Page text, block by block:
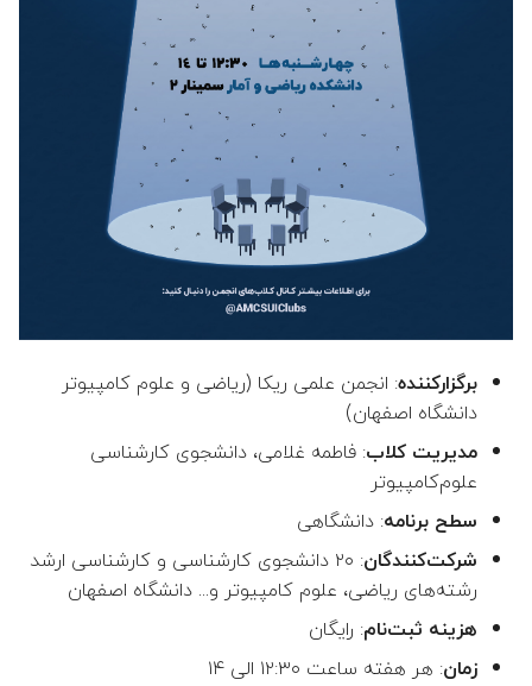
👤 حسن خسرویان عرب
👤 جعفر الماسی زاده
👤 محسن علمبردار (مدیر
👤 مریم خاتمی بیدگلی
گروه)
👤 مجتبی رفیعی کرکوندی
👤 نوشین موحدیان عطار
👤 علیرضا عبدالهی
برگزارکننده: انجمن علمی ریکا (ریاضی و علوم کامپیوتر
دانشگاه اصفهان)
مدیریت کلاب: فاطمه غلامی، دانشجوی کارشناسی
علوم‌کامپیوتر
سطح برنامه: دانشگاهی
شرکت‌کنندگان
: ۲۰ دانشجوی کارشناسی و کارشناسی ارشد
رشته‌های ریاضی، علوم کامپیوتر و... دانشگاه اصفهان
هزینه ثبت‌نام: رایگان
زمان: هر هفته ساعت ۱۲:۳۰ الی ۱۴